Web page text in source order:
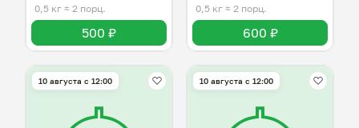
0,5 кг ≈ 2 порц.
500 ₽
0,5 кг ≈ 2 порц.
600 ₽
10 августа с 12:00 10 августа с 12:00